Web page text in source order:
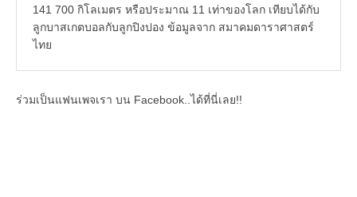
141 700 กิโลเมตร หรือประมาณ 11 เท่าของโลก เทียบได้กับ
ลูกบาสเกตบอลกับลูกปิงปอง ข้อมูลจาก สมาคมดาราศาสตร์
ไทย
ร่วมเป็นแฟนเพจเรา บน Facebook..ได้ที่นี่เลย!!